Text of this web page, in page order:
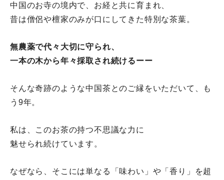
中国のお寺の境内で、お経と共に育まれ、
昔は僧侶や檀家のみが口にしてきた特別な茶葉。
無農薬で代々大切に守られ、
一本の木から年々採取され続けるーー
そんな奇跡のような中国茶とのご縁をいただいて、も
う9年。
私は、このお茶の持つ不思議な力に
魅せられ続けています。
なぜなら、そこには単なる「味わい」や「香り」を超